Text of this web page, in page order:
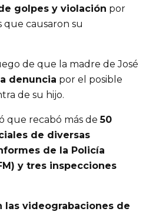
golpes y violación por
que causaron su
de que la madre de José
denuncia por el posible
de su hijo.
que recabó más de50
de diversas
de la Policía
y tres inspecciones
las videograbaciones de